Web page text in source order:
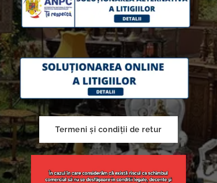
Termeni și condiții de retur